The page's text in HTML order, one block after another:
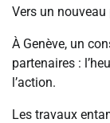
Vers un
À Genève, un
partenaires :
l’action.
Les travaux